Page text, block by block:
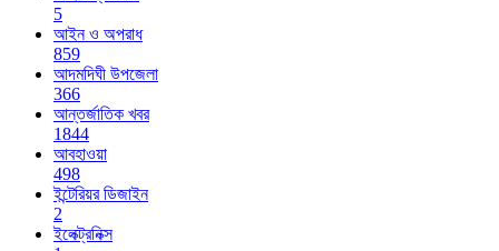
5
আইন ও অপরাধ
859
আদমদিঘী উপজেলা
366
আন্তর্জাতিক খবর
1844
আবহাওয়া
498
ইন্টেরিয়র ডিজাইন
2
ইলেক্ট্রনিক্স